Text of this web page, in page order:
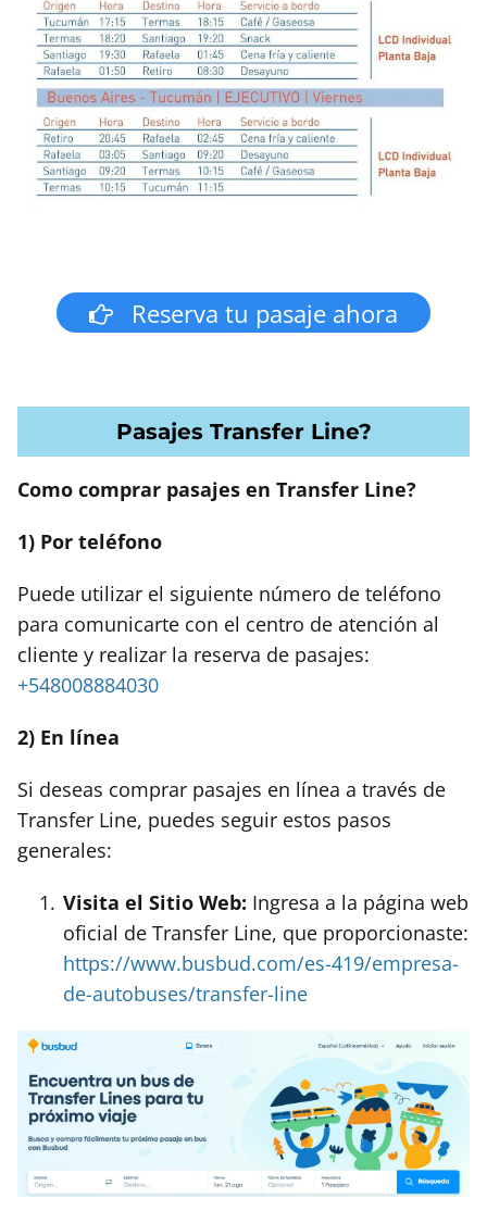
Reserva tu pasaje ahora
Pasajes Transfer Line?
Como comprar pasajes en Transfer Line?
1) Por teléfono
Puede utilizar el siguiente número de teléfono
para comunicarte con el centro de atención al
cliente y realizar la reserva de pasajes:
+548008884030
2) En línea
Si deseas comprar pasajes en línea a través de
Transfer Line, puedes seguir estos pasos
generales:
Visita el Sitio Web: Ingresa a la página web
oficial de Transfer Line, que proporcionaste:
https://www.busbud.com/es-419/empresa-
de-autobuses/transfer-line